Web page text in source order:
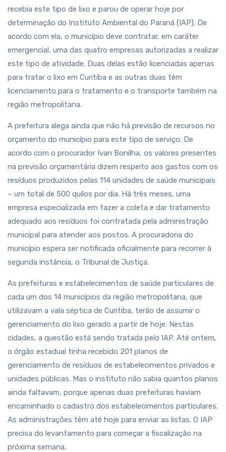
recebia este tipo de lixo e parou de operar hoje por
determinação do Instituto Ambiental do Paraná (IAP). De
acordo com ela, o município deve contratar, em caráter
emergencial, uma das quatro empresas autorizadas a realizar
este tipo de atividade. Duas delas estão licenciadas apenas
para tratar o lixo em Curitiba e as outras duas têm
licenciamento para o tratamento e o transporte também na
região metropolitana.
A prefeitura alega ainda que não há previsão de recursos no
orçamento do município para este tipo de serviço. De
acordo com o procurador Ivan Bonilha, os valores presentes
na previsão orçamentária dizem respeito aos gastos com os
resíduos produzidos pelas 114 unidades de saúde municipais
– um total de 500 quilos por dia. Há três meses, uma
empresa especializada em fazer a coleta e dar tratamento
adequado aos resíduos foi contratada pela administração
municipal para atender aos postos. A procuradoria do
município espera ser notificada oficialmente para recorrer à
segunda instância, o Tribunal de Justiça.
As prefeituras e estabelecimentos de saúde particulares de
cada um dos 14 municípios da região metropolitana, que
utilizavam a vala séptica de Curitiba, terão de assumir o
gerenciamento do lixo gerado a partir de hoje. Nestas
cidades, a questão está sendo tratada pelo IAP. Até ontem,
o órgão estadual tinha recebido 201 planos de
gerenciamento de resíduos de estabelecimentos privados e
unidades públicas. Mas o instituto não sabia quantos planos
ainda faltavam, porque apenas duas prefeituras haviam
encaminhado o cadastro dos estabelecimentos particulares.
As administrações têm até hoje para enviar as listas. O IAP
precisa do levantamento para começar a fiscalização na
próxima semana.